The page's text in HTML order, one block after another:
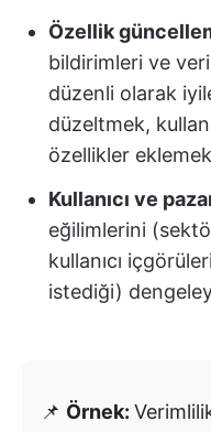
Özellik
bildirimleri ve
düzenli olarak
düzeltmek,
özellikler
Kullanıcı ve
eğilimlerini
kullanıcı
istediği)
📌 Örnek: